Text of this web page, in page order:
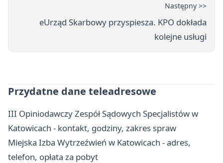
Następny >>
eUrząd Skarbowy przyspiesza. KPO dokłada
kolejne usługi
Przydatne dane teleadresowe
III Opiniodawczy Zespół Sądowych Specjalistów w
Katowicach - kontakt, godziny, zakres spraw
Miejska Izba Wytrzeźwień w Katowicach - adres,
telefon, opłata za pobyt